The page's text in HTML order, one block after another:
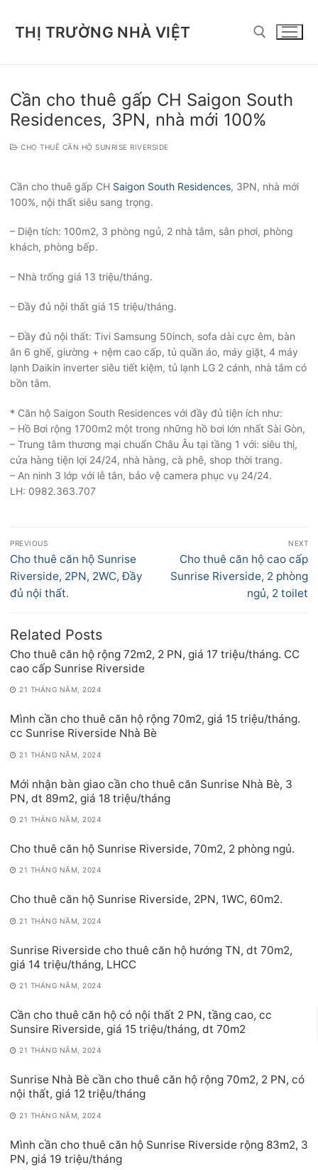
THỊ TRƯỜNG NHÀ VIỆT
Tìm kiếm cho:
Cần cho thuê gấp CH Saigon South
Residences, 3PN, nhà mới 100%
CHO THUÊ CĂN HỘ SUNRISE RIVERSIDE
Cần cho thuê gấp CH Saigon South Residences, 3PN, nhà mới
100%, nội thất siêu sang trọng.
– Diện tích: 100m2, 3 phòng ngủ, 2 nhà tắm, sân phơi, phòng
khách, phòng bếp.
– Nhà trống giá 13 triệu/tháng.
– Đầy đủ nội thất giá 15 triệu/tháng.
– Đầy đủ nội thất: Tivi Samsung 50inch, sofa dài cực êm, bàn
ăn 6 ghế, giường + nệm cao cấp, tủ quần áo, máy giặt, 4 máy
lạnh Daikin inverter siêu tiết kiệm, tủ lạnh LG 2 cánh, nhà tắm có
bồn tắm.
* Căn hộ Saigon South Residences với đầy đủ tiện ích như:
– Hồ Bơi rộng 1700m2 một trong những hồ bơi lớn nhất Sài Gòn,
– Trung tâm thương mại chuẩn Châu Âu tại tầng 1 với: siêu thị,
cửa hàng tiện lợi 24/24, nhà hàng, cà phê, shop thời trang.
– An ninh 3 lớp với lễ tân, bảo vệ camera phục vụ 24/24.
LH: 0982.363.707
Điều
hướng
bài
viết
PREVIOUS
Previous
post:
Cho thuê căn hộ Sunrise
Riverside, 2PN, 2WC, Đầy
đủ nội thất.
NEXT
Next
post:
Cho thuê căn hộ cao cấp
Sunrise Riverside, 2 phòng
ngủ, 2 toilet
Related Posts
Cho thuê căn hộ rộng 72m2, 2 PN, giá 17 triệu/tháng. CC
cao cấp Sunrise Riverside
21 THÁNG NĂM, 2024
Mình cần cho thuê căn hộ rộng 70m2, giá 15 triệu/tháng.
cc Sunrise Riverside Nhà Bè
21 THÁNG NĂM, 2024
Mới nhận bàn giao cần cho thuê căn Sunrise Nhà Bè, 3
PN, dt 89m2, giá 18 triệu/tháng
21 THÁNG NĂM, 2024
Cho thuê căn hộ Sunrise Riverside, 70m2, 2 phòng ngủ.
21 THÁNG NĂM, 2024
Cho thuê căn hộ Sunrise Riverside, 2PN, 1WC, 60m2.
21 THÁNG NĂM, 2024
Sunrise Riverside cho thuê căn hộ hướng TN, dt 70m2,
giá 14 triệu/tháng, LHCC
21 THÁNG NĂM, 2024
Cần cho thuê căn hộ có nội thất 2 PN, tầng cao, cc
Sunsire Riverside, giá 15 triệu/tháng, dt 70m2
21 THÁNG NĂM, 2024
Sunrise Nhà Bè cần cho thuê căn hộ rộng 70m2, 2 PN, có
nội thất, giá 12 triệu/tháng
21 THÁNG NĂM, 2024
Mình cần cho thuê căn hộ Sunrise Riverside rộng 83m2, 3
PN, giá 19 triệu/tháng